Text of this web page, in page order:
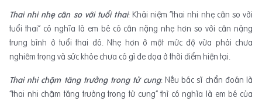
Thai nhi nhẹ cân so với tuổi thai: Khái niệm “thai nhi nhẹ cân so với
tuổi thai” có nghĩa là em bé có cân nặng nhẹ hơn so với cân nặng
trung bình ở tuổi thai đó. Nhẹ hơn ở một mức độ vừa phải chưa
nghiêm trọng và sức khỏe chưa có gì đe dọa ở thời điểm hiện tại.
Thai nhi chậm tăng trưởng trong tử cung: Nếu bác sĩ chẩn đoán là
“thai nhi chậm tăng trưởng trong tử cung” thì có nghĩa là em bé của